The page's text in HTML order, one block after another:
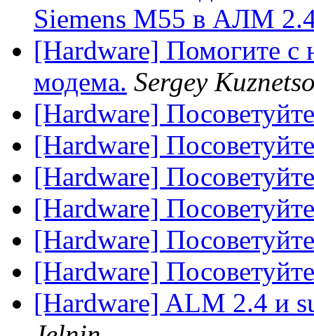
Siemens M55 в АЛМ
[Hardware] Помогите с
модема. Sergey
[Hardware]
[Hardware]
[Hardware]
[Hardware]
[Hardware]
[Hardware]
[Hardware] ALM 2.4 и